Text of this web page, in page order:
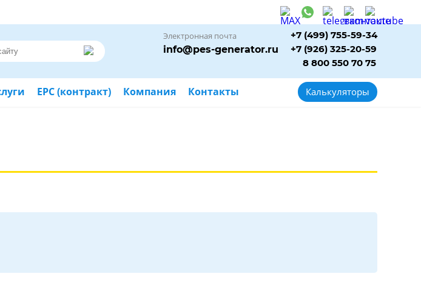
Электронная почта
info@pes-generator.ru
+7 (499) 755-59-34
+7 (926) 325-20-59
8 800 550 70 75
ЕРС (контракт) Компания Контакты Калькуляторы